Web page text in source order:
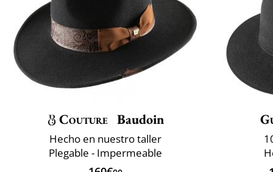
Couture Baudoin
Hecho en nuestro taller
Plegable - Impermeable